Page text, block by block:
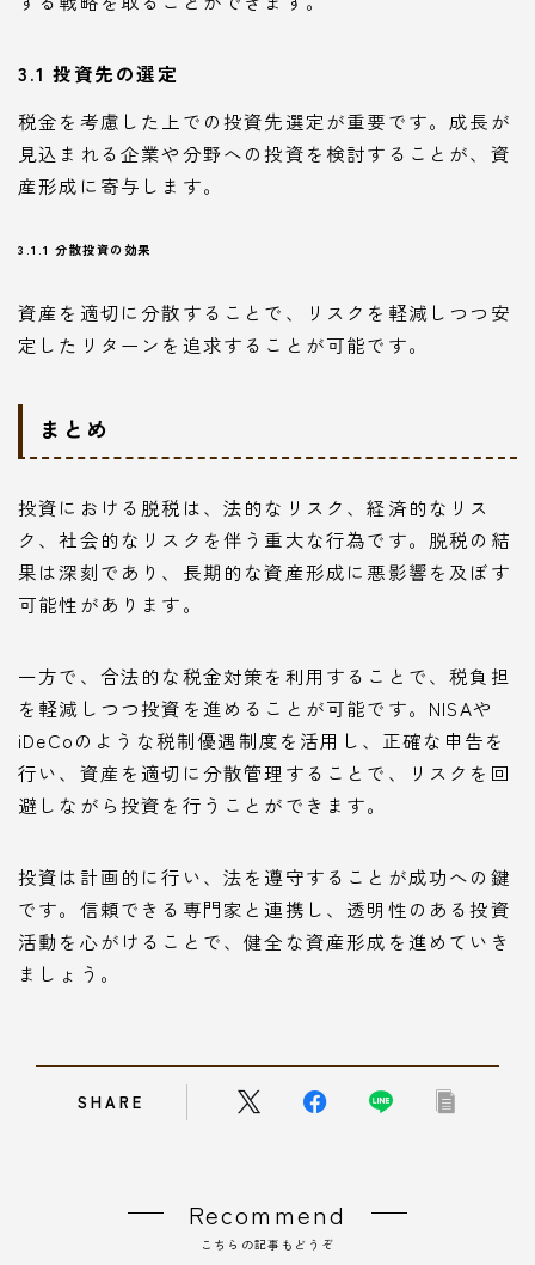
3.1 投資先の選定
税金を考慮した上での投資先選定が重要です。成長が
見込まれる企業や分野への投資を検討することが、資
産形成に寄与します。
3.1.1 分散投資の効果
資産を適切に分散することで、リスクを軽減しつつ安
定したリターンを追求することが可能です。
まとめ
投資における脱税は、法的なリスク、経済的なリス
ク、社会的なリスクを伴う重大な行為です。脱税の結
果は深刻であり、長期的な資産形成に悪影響を及ぼす
可能性があります。
一方で、合法的な税金対策を利用することで、税負担
を軽減しつつ投資を進めることが可能です。NISAや
iDeCoのような税制優遇制度を活用し、正確な申告を
行い、資産を適切に分散管理することで、リスクを回
避しながら投資を行うことができます。
投資は計画的に行い、法を遵守することが成功への鍵
です。信頼できる専門家と連携し、透明性のある投資
活動を心がけることで、健全な資産形成を進めていき
ましょう。
SHARE
Recommend
こちらの記事もどうぞ